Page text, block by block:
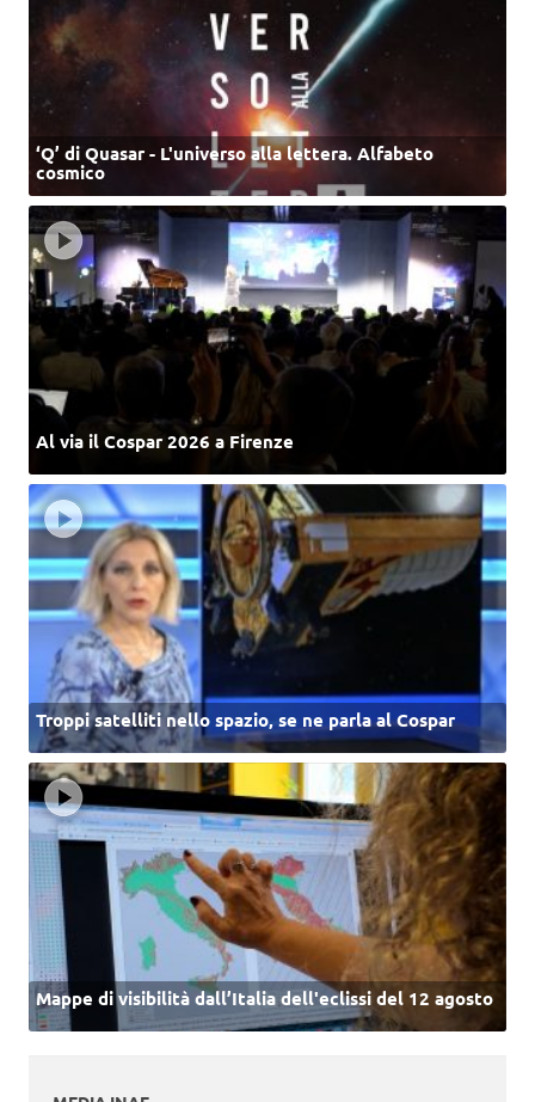
‘Q’ di Quasar - L'universo alla lettera. Alfabeto
cosmico
Al via il Cospar 2026 a Firenze
Troppi satelliti nello spazio, se ne parla al Cospar
Mappe di visibilità dall’Italia dell'eclissi del 12 agosto